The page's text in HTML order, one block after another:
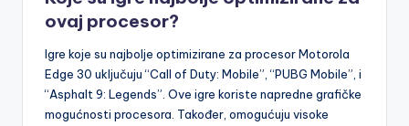
Koje su igre najbolje optimizirane za
ovaj procesor?
Igre koje su najbolje optimizirane za procesor Motorola
Edge 30 uključuju “Call of Duty: Mobile”, “PUBG Mobile”, i
“Asphalt 9: Legends”. Ove igre koriste napredne grafičke